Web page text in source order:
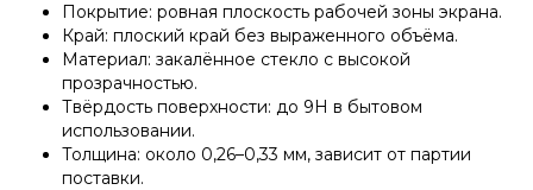
Покрытие: ровная плоскость рабочей зоны экрана.
Край: плоский край без выраженного объёма.
Материал: закалённое стекло с высокой
прозрачностью.
Твёрдость поверхности: до 9H в бытовом
использовании.
Толщина: около 0,26–0,33 мм, зависит от партии
поставки.